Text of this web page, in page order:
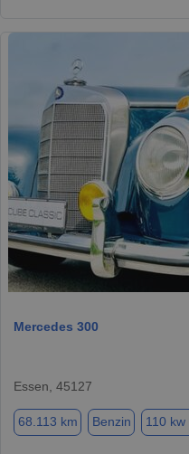
Mercedes 300
Essen, 45127
68.113 km Benzin 110